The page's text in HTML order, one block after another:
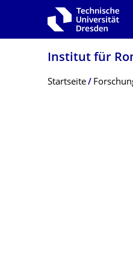
springen
Institut für
Breadcrumb-Menü
Startseite